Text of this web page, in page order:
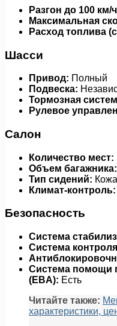
Разгон до 100 км/
Максимальная
Расход топлива
Шасси
Привод: Полный
Подвеска:
Тормозная
Рулевое
Салон
Количество мест:
Объем багажника:
Тип сидений:
Климат-контроль:
Безопасность
Система
Система
Система помощи
(EBA): Есть
Читайте также:
характеристики,